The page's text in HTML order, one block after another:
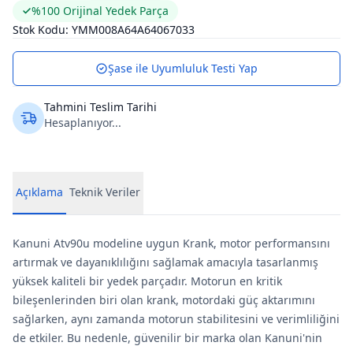
%100 Orijinal Yedek Parça
Stok Kodu: YMM008A64A64067033
Şase ile Uyumluluk Testi Yap
Tahmini Teslim Tarihi
Hesaplanıyor...
Açıklama Teknik Veriler
Kanuni Atv90u modeline uygun Krank, motor performansını
artırmak ve dayanıklılığını sağlamak amacıyla tasarlanmış
yüksek kaliteli bir yedek parçadır. Motorun en kritik
bileşenlerinden biri olan krank, motordaki güç aktarımını
sağlarken, aynı zamanda motorun stabilitesini ve verimliliğini
de etkiler. Bu nedenle, güvenilir bir marka olan Kanuni'nin